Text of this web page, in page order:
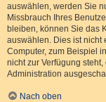
auswählen, werden Sie
Missbrauch Ihres
bleiben, können Sie das
auswählen. Dies ist nicht
Computer, zum Beispiel
nicht zur Verfügung
Administration
Nach oben